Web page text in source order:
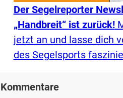
Der Segelreporter
„Handbreit“ ist zurück!
jetzt an und lasse dich
des Segelsports
Kommentare